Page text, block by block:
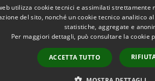
Area Interna
utilizza cookie tecnici e assimilati strettamente
del sito, nonché un cookie tecnico analitico
statistiche, aggregate e
Per maggiori dettagli, può consultare la cookie
ACCETTA TUTTO